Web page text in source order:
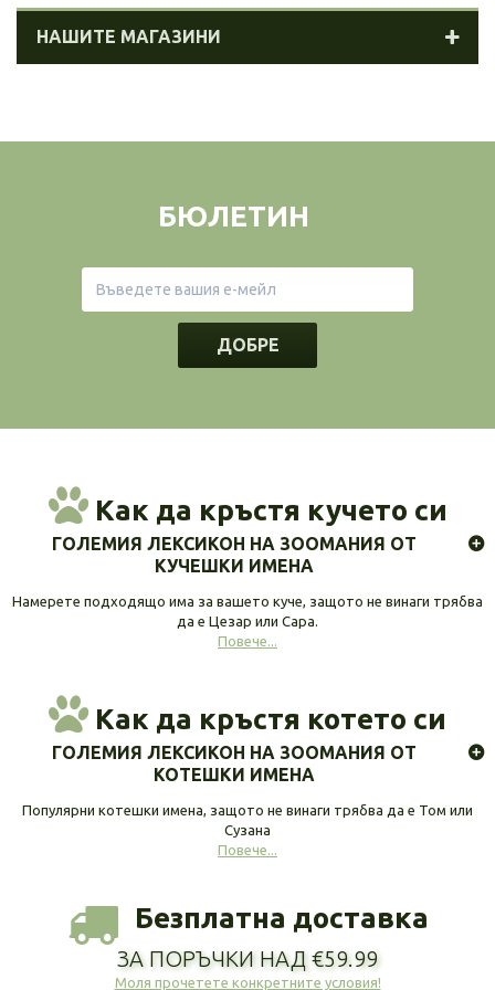
НАШИТЕ МАГАЗИНИ
БЮЛЕТИН
ДОБРЕ
Как да кръстя кучето си
ГОЛЕМИЯ ЛЕКСИКОН НА ЗООМАНИЯ ОТ
КУЧЕШКИ ИМЕНА
Намерете подходящо има за вашето куче, защото не винаги трябва
да е Цезар или Сара.
Повече...
Как да кръстя котето си
ГОЛЕМИЯ ЛЕКСИКОН НА ЗООМАНИЯ ОТ
КОТЕШКИ ИМЕНА
Популярни котешки имена, защото не винаги трябва да е Том или
Сузана
Повече...
Безплатна доставка
ЗА ПОРЪЧКИ НАД €59.99
Моля прочетете конкретните условия!